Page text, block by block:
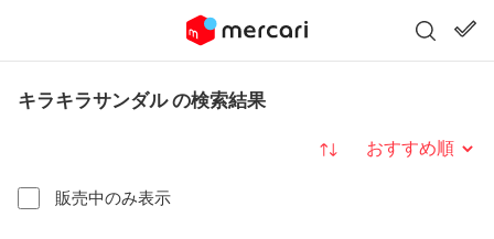
キラキラサンダル の検索結果
販売中のみ表示
並び替え